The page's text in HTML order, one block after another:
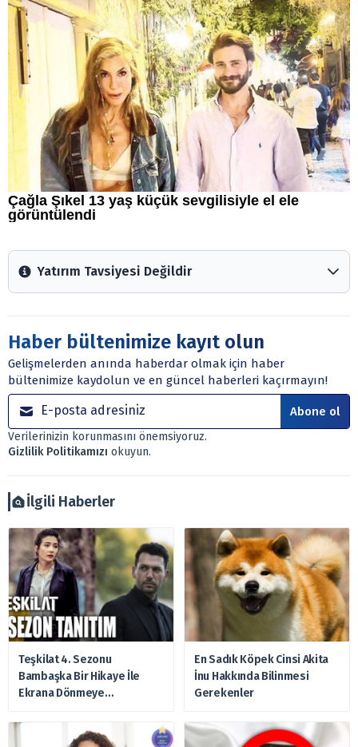
Yatırım Tavsiyesi Değildir
Arztakvimi.com.tr içerisinde yayınlanan bilgiler, yorumlar
Sitede yer alan tüm içerikler kişisel görüşlere
dayanmaktadır. Yatırım danışmanlığı hizmeti; aracı
kurumlar, mevduat kabul etmeyen bankalar, portföy
yönetim şirketleri ile müşteri arasında imzalanacak
sözleşme çerçevesinde sunulmaktadır.
Sitemizde bulunan bilgiler ve görüşler, sizin mali
durumunuz, risk – getiri beklentileriniz ile uyuşmayabilir.
Ayrıca burada yer alan bilgilere dayanarak, yatırım kararı
zararlardan, arztakvimi.com.tr sorumlu tutulamaz.
Haber bültenimize kayıt olun
Gelişmelerden anında haberdar olmak için haber
bültenimize kaydolun ve en güncel haberleri kaçırmayın!
Abone ol
Verilerinizin korunmasını önemsiyoruz.
Gizlilik Politikamızı okuyun.
İlgili Haberler
Teşkilat 4. Sezonu
Bambaşka Bir Hikaye İle
Ekrana Dönmeye
En Sadık Köpek Cinsi Akita
İnu Hakkında Bilinmesi
Gerekenler